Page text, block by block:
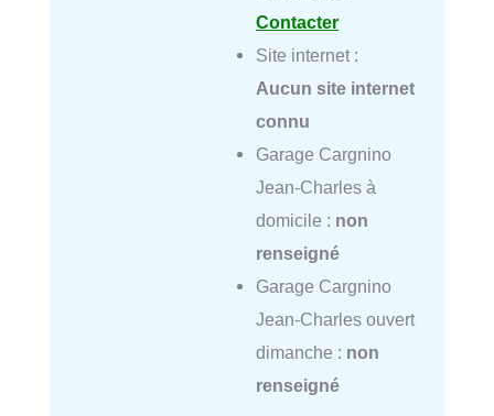
Contacter
Site internet :
Aucun site internet
connu
Garage Cargnino
Jean-Charles à
domicile : non
renseigné
Garage Cargnino
Jean-Charles ouvert
dimanche : non
renseigné